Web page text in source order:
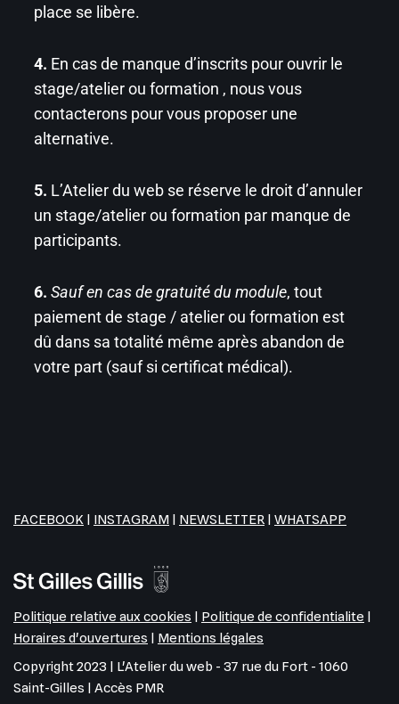
place se libère.
4. En cas de manque d’inscrits pour ouvrir le
stage/atelier ou formation , nous vous
contacterons pour vous proposer une
alternative.
5. L’Atelier du web se réserve le droit d’annuler
un stage/atelier ou formation par manque de
participants.
6. Sauf en cas de gratuité du module, tout
paiement de stage / atelier ou formation est
dû dans sa totalité même après abandon de
votre part (sauf si certificat médical).
FACEBOOK | INSTAGRAM | NEWSLETTER | WHATSAPP
Politique relative aux cookies Politique de confidentialite
Horaires d'ouvertures
Mentions légales
Copyright 2023 | L'Atelier du web - 37 rue du Fort - 1060
Saint-Gilles | Accès PMR